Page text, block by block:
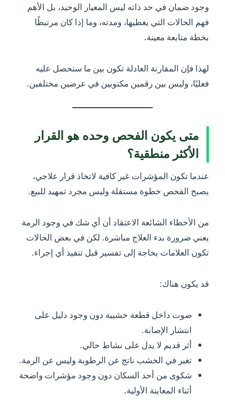
وجود ضمان في حد ذاته ليس المعيار الوحيد، بل الأهم
فهم الحالات التي يغطيها، ومدته، وما إذا كان مرتبطًا
بخطة متابعة معينة.
لهذا فإن المقارنة العادلة تكون بين ما ستحصل عليه
فعليًا، وليس بين رقمين مكتوبين في عرضين مختلفين.
متى يكون الفحص وحده هو القرار
الأكثر منطقية؟
عندما تكون المؤشرات غير كافية لاتخاذ قرار علاجي،
يصبح الفحص خطوة مستقلة وليس مجرد تمهيد للبيع.
من الأخطاء الشائعة الاعتقاد أن أي شك في وجود الرمة
يعني ضرورة بدء العلاج مباشرة. لكن في بعض الحالات
تكون العلامات بحاجة إلى تفسير قبل تنفيذ أي إجراء.
قد يكون هناك:
صوت داخل قطعة خشبية دون وجود دليل على
انتشار الإصابة.
أثر قديم لا يدل على نشاط حالي.
تغير في الخشب ناتج عن الرطوبة وليس عن الرمة.
شكوى من أحد السكان دون وجود مؤشرات واضحة
أثناء المعاينة الأولية.